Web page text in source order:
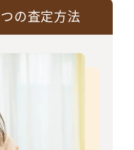
つの査定方法